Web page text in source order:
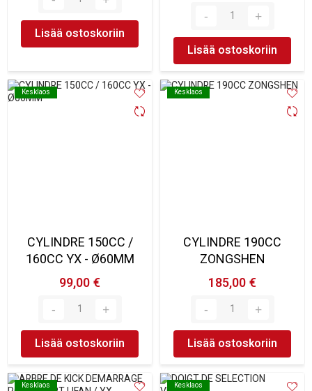
Lisää ostoskoriin
Lisää ostoskoriin
Kesklaos
Kesklaos
CYLINDRE 150CC /
160CC YX - Ø60MM
99,00 €
Lisää ostoskoriin
Kesklaos
Kesklaos
CYLINDRE 190CC
ZONGSHEN
185,00 €
Lisää ostoskoriin
Kesklaos
Kesklaos Kesklaos
Kesklaos